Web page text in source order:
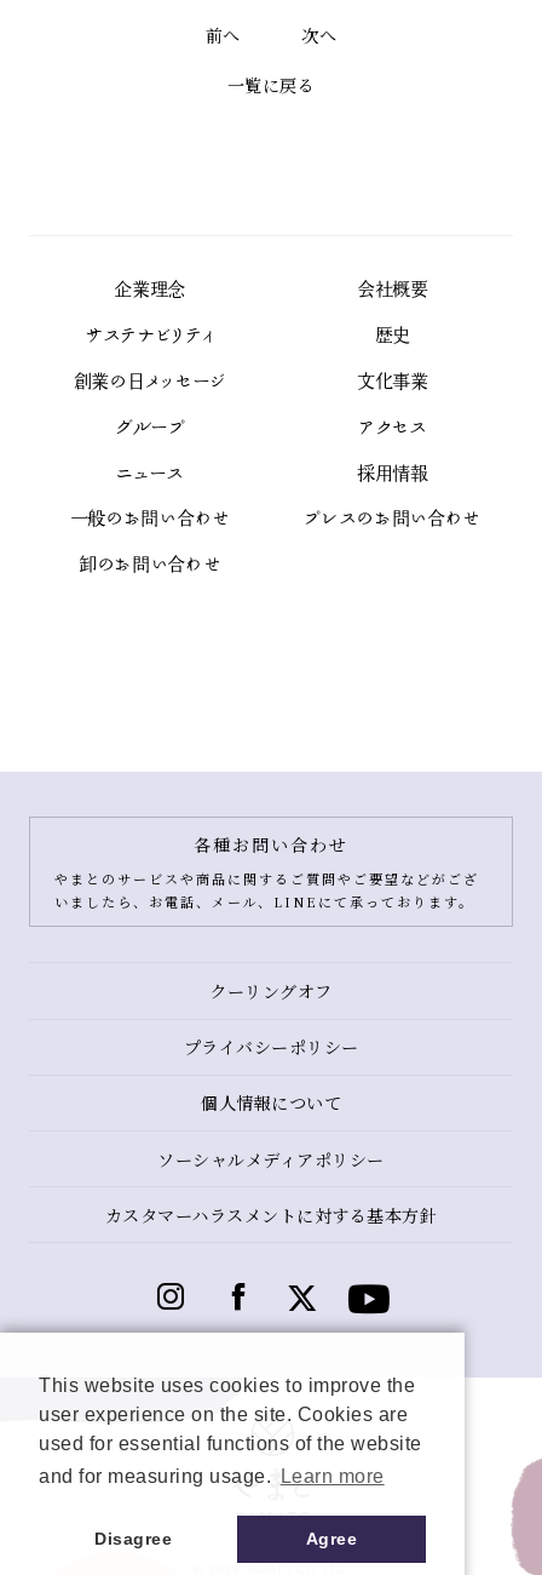
企業理念
会社概要
サステナビリティ
歴史
創業の日メッセージ
文化事業
グループ
アクセス
ニュース
採用情報
一般のお問い合わせ
プレスのお問い合わせ
卸のお問い合わせ
前へ 次へ
一覧に戻る
各種お問い合わせ
やまとのサービスや商品に関するご質問やご要望などがござ
いましたら、お電話、メール、LINEにて承っております。
クーリングオフ
プライバシーポリシー
個人情報について
ソーシャルメディアポリシー
カスタマーハラスメントに対する基本方針
This website uses cookies to improve the
user experience on the site. Cookies are
used for essential functions of the website
and for measuring usage.
Learn more
Disagree Agree